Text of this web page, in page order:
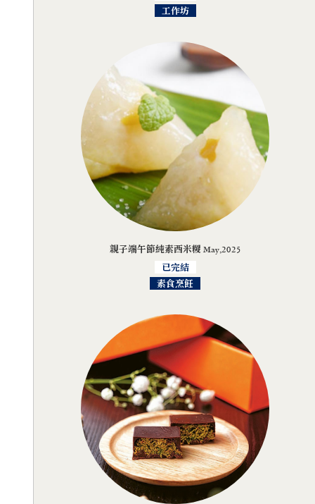
工作坊
親子端午節純素西米糉 May,2025
已完結
素食烹飪